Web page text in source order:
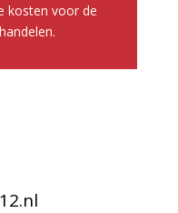
kosten voor de